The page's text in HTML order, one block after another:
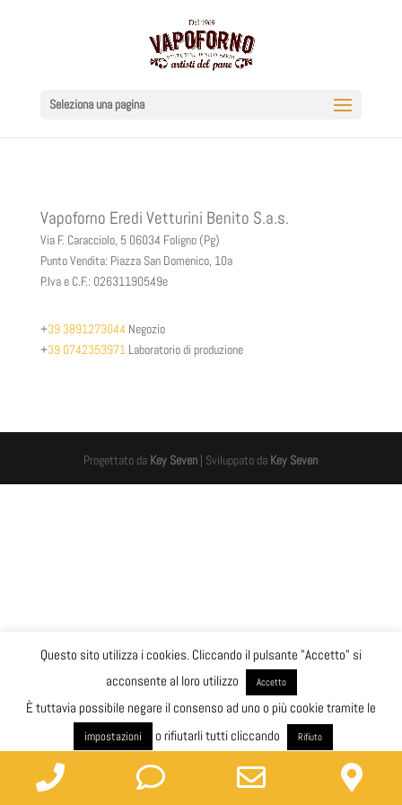
Seleziona una pagina
Vapoforno Eredi Vetturini Benito S.a.s.
Via F. Caracciolo, 5 06034 Foligno (Pg)
Punto Vendita: Piazza San Domenico, 10a
P.Iva e C.F.: 02631190549e
+39 3891273044 Negozio
+39 0742353971Laboratorio di produzione
Progettato da Key Seven | Sviluppato da Key Seven
Questo sito utilizza i cookies. Cliccando il pulsante "Accetto" si
acconsente al loro utilizzo
Accetto
È tuttavia possibile negare il consenso ad uno o più cookie tramite le
impostazioni o rifiutarli tutti cliccando Rifiuto
L'informativa in materia si può leggere sulla pagina
Privacy & Cookie policy
cancella cookie